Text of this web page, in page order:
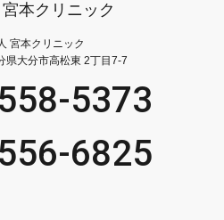
本クリニック
宮本クリニック
大分市高松東 2丁目7-7
5373
6825